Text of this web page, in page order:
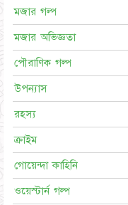
মজার গল্প
মজার অভিজ্ঞতা
পৌরাণিক গল্প
উপন্যাস
রহস্য
ক্রাইম
গোয়েন্দা কাহিনি
ওয়েস্টার্ন গল্প